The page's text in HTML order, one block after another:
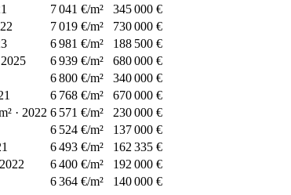
7 041 €/m²
345 000 €
7 019 €/m²
730 000 €
6 981 €/m²
188 500 €
2025 6 939 €/m²
680 000 €
6 800 €/m²
340 000 €
6 768 €/m²
670 000 €
· 2022 6 571 €/m²
230 000 €
6 524 €/m²
137 000 €
6 493 €/m²
162 335 €
2022 6 400 €/m²
192 000 €
6 364 €/m² 140 000 €